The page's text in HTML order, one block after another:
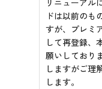
リニューアル
ドは以前のも
すが、プレミ
して再登録、
願いしており
しますがご理
します。